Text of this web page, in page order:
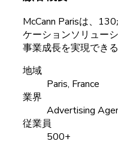
McCann Parisは、
ケーションソリュー
事業成長を実現でき
地域
Paris, France
業界
Advertising
従業員
500+